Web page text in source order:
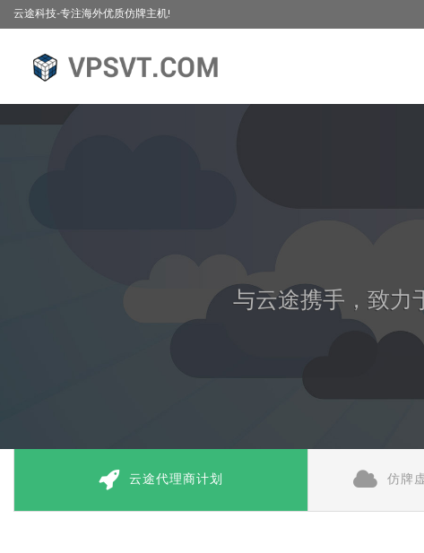
云途科技-专注海外优质仿牌主机!
与云途携手，致力
云途代理商计划 仿牌